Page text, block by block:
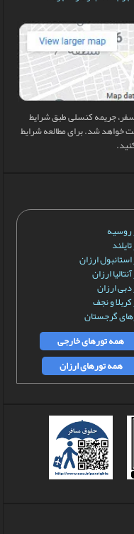
جریمه کنسلی طبق شرایط
دریافت خواهد شد. برای مطالعه شرایط
روسیه
ارزان
ارزان
ارزان
و نجف
گرجستان
همه تورهای خارجی
همه تورهای ارزان